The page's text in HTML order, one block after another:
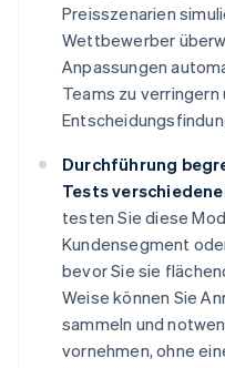
Preisszenarien
Wettbewerber
Anpassungen
Teams zu
Durchführung
Tests
testen Sie diese
Kundensegment
bevor Sie sie
Weise können Sie
sammeln und
vornehmen, ohne